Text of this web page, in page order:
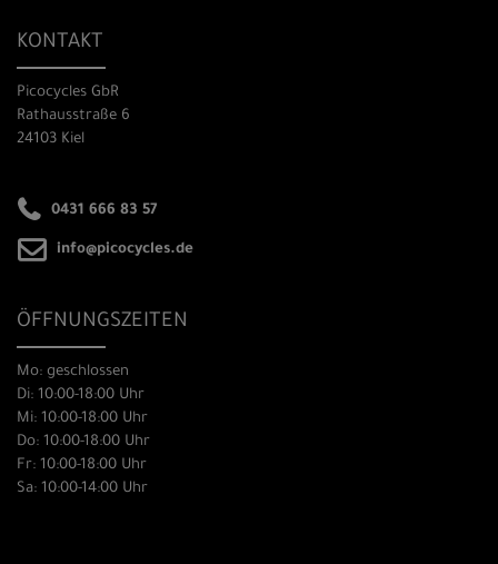
KONTAKT
Picocycles GbR
Rathausstraße 6
24103 Kiel
0431 666 83 57
info@picocycles.de
ÖFFNUNGSZEITEN
Mo: geschlossen
Di: 10:00-18:00 Uhr
Mi: 10:00-18:00 Uhr
Do: 10:00-18:00 Uhr
Fr: 10:00-18:00 Uhr
Sa: 10:00-14:00 Uhr